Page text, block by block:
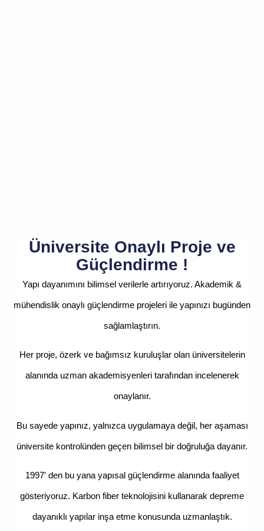
Üniversite Onaylı Proje ve
Güçlendirme !
Yapı dayanımını bilimsel verilerle artırıyoruz. Akademik &
mühendislik onaylı güçlendirme projeleri ile yapınızı bugünden
sağlamlaştırın.
Her proje, özerk ve bağımsız kuruluşlar olan üniversitelerin
alanında uzman akademisyenleri tarafından incelenerek
onaylanır.
Bu sayede yapınız, yalnızca uygulamaya değil, her aşaması
üniversite kontrolünden geçen bilimsel bir doğruluğa dayanır.
1997′ den bu yana yapısal güçlendirme alanında faaliyet
gösteriyoruz. Karbon fiber teknolojisini kullanarak depreme
dayanıklı yapılar inşa etme konusunda uzmanlaştık.